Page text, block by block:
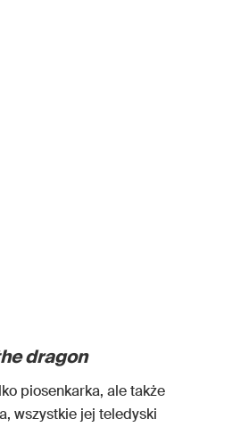
dragon
piosenkarka, ale także
wszystkie jej teledyski